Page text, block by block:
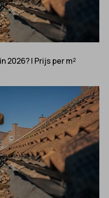
2026? | Prijs per m²